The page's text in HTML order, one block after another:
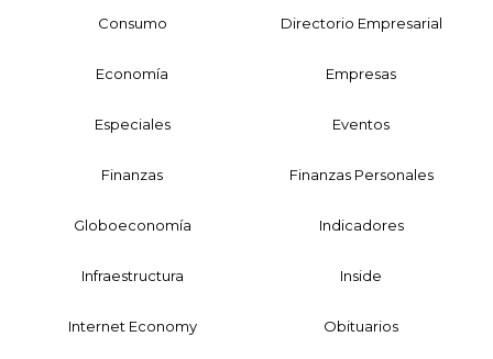
Consumo Directorio Empresarial
Economía Empresas
Especiales Eventos
Finanzas Finanzas Personales
Globoeconomía Indicadores
Infraestructura Inside
Internet Economy Obituarios